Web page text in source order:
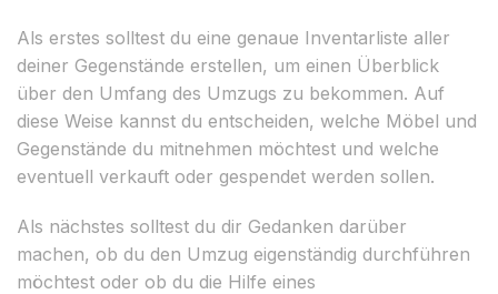
Als erstes solltest du eine genaue Inventarliste aller
deiner Gegenstände erstellen, um einen Überblick
über den Umfang des Umzugs zu bekommen. Auf
diese Weise kannst du entscheiden, welche Möbel und
Gegenstände du mitnehmen möchtest und welche
eventuell verkauft oder gespendet werden sollen.
Als nächstes solltest du dir Gedanken darüber
machen, ob du den Umzug eigenständig durchführen
möchtest oder ob du die Hilfe eines